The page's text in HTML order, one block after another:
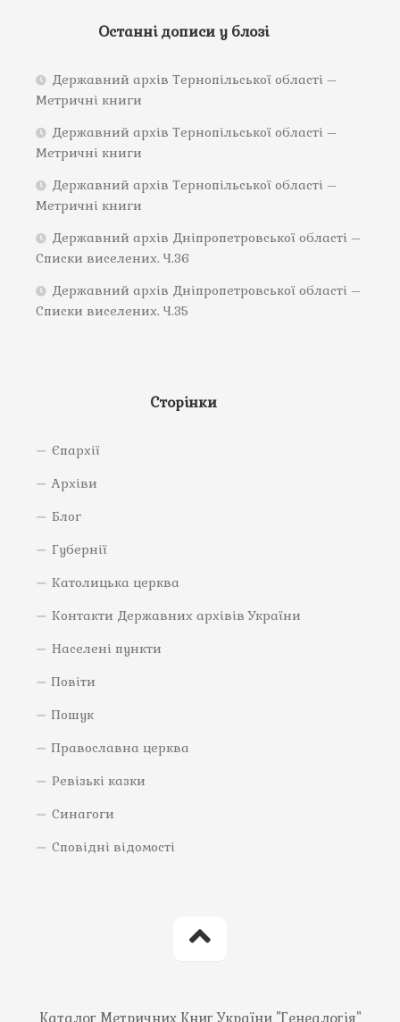
Останні дописи у блозі
Державний архів Тернопільської області –
Метричні книги
Державний архів Тернопільської області –
Метричні книги
Державний архів Тернопільської області –
Метричні книги
Державний архів Дніпропетровської області –
Списки виселених. Ч.36
Державний архів Дніпропетровської області –
Списки виселених. Ч.35
Сторінки
Єпархії
Архіви
Блог
Губернії
Католицька церква
Контакти Державних архівів України
Населені пункти
Повіти
Пошук
Православна церква
Ревізькі казки
Синагоги
Сповідні відомості
Каталог Метричних Книг України "Генеалогія"